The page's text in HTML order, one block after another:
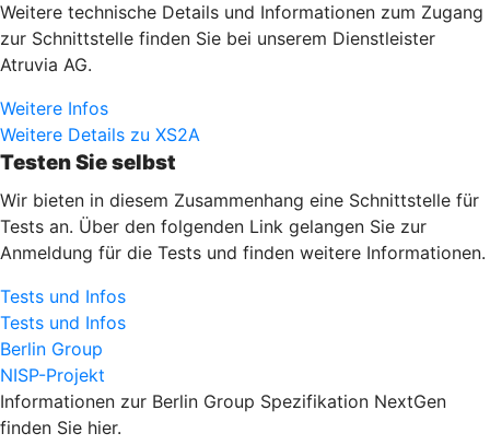
Weitere technische Details und Informationen zum Zugang
zur Schnittstelle finden Sie bei unserem Dienstleister
Atruvia AG.
Weitere Infos
Weitere Details zu XS2A
Testen Sie selbst
Wir bieten in diesem Zusammenhang eine Schnittstelle für
Tests an. Über den folgenden Link gelangen Sie zur
Anmeldung für die Tests und finden weitere Informationen.
Tests und Infos
Tests und Infos
Berlin Group
NISP-Projekt
Informationen zur Berlin Group Spezifikation NextGen
finden Sie hier.